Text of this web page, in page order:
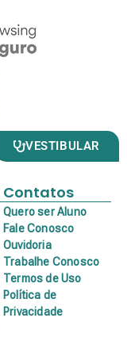
VESTIBULAR
Contatos
Quero ser Aluno
Fale Conosco
Ouvidoria
Trabalhe Conosco
Termos de Uso
Política de
Privacidade